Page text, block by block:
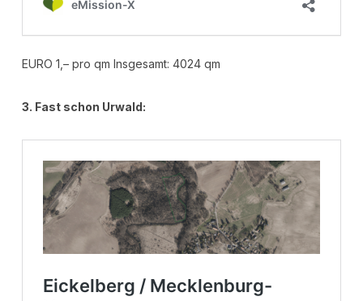
EURO 1,– pro qm Insgesamt: 4024 qm
3. Fast schon Urwald: